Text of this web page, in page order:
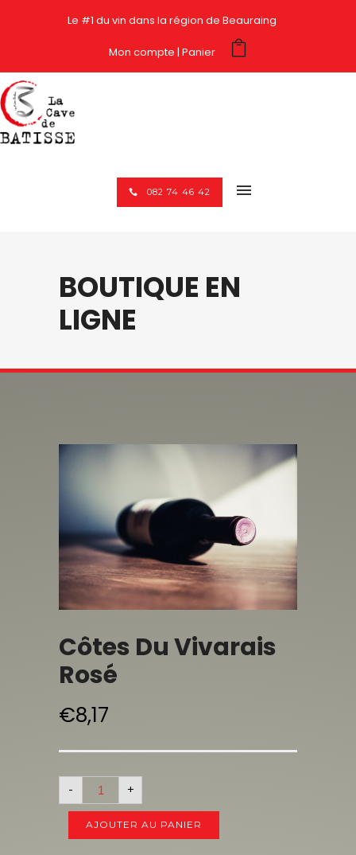
Le #1 du vin dans la région de Beauraing
Mon compte Panier
082 74 46 42
BOUTIQUE EN
LIGNE
Côtes Du Vivarais
Rosé
€8,17
- +
AJOUTER AU PANIER